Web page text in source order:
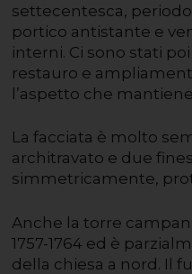
settecentesca,
portico antistante e
interni. Ci sono stati
restauro e
l’aspetto che
La facciata è molto
architravato e due
simmetricamente,
Anche la torre
1757-1764 ed è
della chiesa a nord. Il